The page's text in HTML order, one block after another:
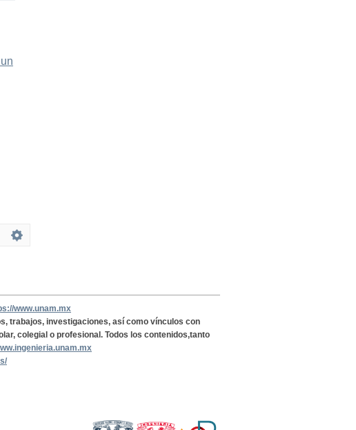
www.unam.mx
trabajos, investigaciones, así como vínculos con
colegial o profesional. Todos los contenidos,tanto